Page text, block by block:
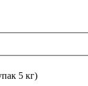
5 кг)